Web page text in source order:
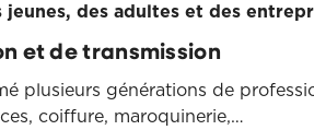
jeunes, des adultes et des
et de transmission
plusieurs générations de
coiffure, maroquinerie,…